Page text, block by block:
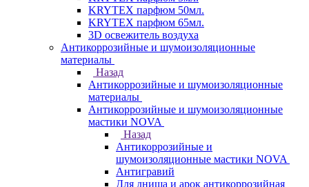
KRYTEX парфюм 50мл.
KRYTEX парфюм 65мл.
3D освежитель воздуха
Антикоррозийные и шумоизоляционные
материалы
Назад
Антикоррозийные и шумоизоляционные
материалы
Антикоррозийные и шумоизоляционные
мастики NOVA
Назад
Антикоррозийные и
шумоизоляционные мастики NOVA
Антигравий
Для днища и арок антикоррозийная